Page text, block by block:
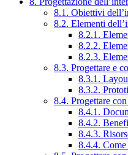
8.1. Obiettivi
8.2. Elementi
8.2.1.
8.2.2.
8.2.3.
8.3. Progettare e
8.3.1.
8.3.2.
8.4. Progettare
8.4.1.
8.4.2.
8.4.3.
8.4.4.